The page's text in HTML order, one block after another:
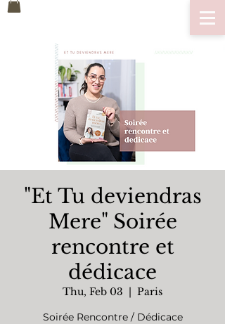
"Et Tu deviendras
Mere" Soirée
rencontre et
dédicace
Thu, Feb 03
  |
Paris
Soirée Rencontre / Dédicace